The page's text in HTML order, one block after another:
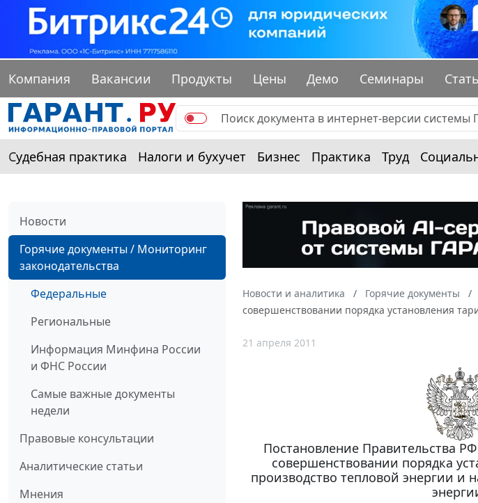
Компания Вакансии Продукты Цены Демо Семинары
Судебная практика Налоги и бухучет Бизнес Практика Труд
Новости
Горячие документы / Мониторинг
законодательства
Федеральные
Региональные
Информация Минфина России
и ФНС России
Самые важные документы
недели
Правовые консультации
Аналитические статьи
Мнения
Новости и аналитика Горячие документы
совершенствовании порядка установления
21 апреля 2011
Постановление Правительства
совершенствовании порядка
производство тепловой энергии и